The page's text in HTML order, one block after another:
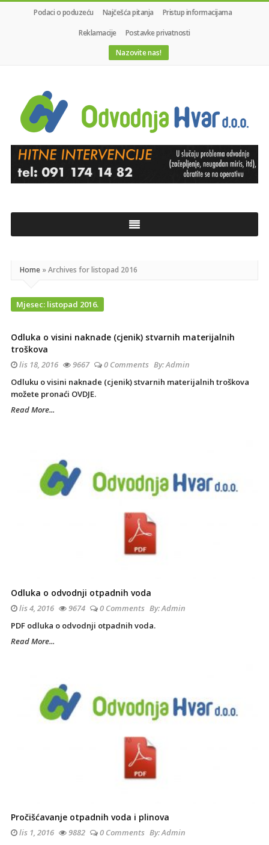
Podaci o poduzeću Najčešća pitanja
Pristup informacijama
Reklamacije
Postavke privatnosti
Nazovite nas!
Odvodnja
Hvar
d.o.o.
Home »Archives for listopad 2016
Mjesec: listopad 2016.
Odluka o visini naknade (cjenik) stvarnih materijalnih
troškova
lis 18, 2016 9667 0 Comments By:Admin
Odluku o visini naknade (cjenik) stvarnih materijalnih troškova
možete pronaći OVDJE.
Read More...
Odluka o odvodnji otpadnih voda
lis 4, 2016 9674 0 Comments By:Admin
PDF odluka o odvodnji otpadnih voda.
Read More...
Pročišćavanje otpadnih voda i plinova
lis 1, 2016 9882 0 Comments By:Admin